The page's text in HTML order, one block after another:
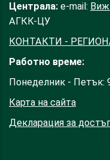
Централа: e-mail: Виж
АГКК-ЦУ
КОНТАКТИ -
Работно време:
Понеделник - Петък:
Карта на сайта
Декларация за